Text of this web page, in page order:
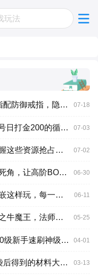
微变传奇SF特戒新玩法：火焰戒指配防御戒指，隐藏属性超乎想象 07-18
1.76传奇sf发布网搬砖实录：版单号日打金200的循环路线，散人可复刻 07-03
新开中变传奇sf合区大战在即，掌握这些资源抢占技巧让你赢在起跑线 07-02
热血传奇sf散人必藏：这几个地图死角，让高阶BOSS原地转圈 06-30
新开热血传奇sf必看攻略：强化镶嵌这样玩，每一枚金币都花在刀刃上 06-11
最新传奇sf攻略：幻境八层巧战暗之牛魔王，法师走位与技巧详解 05-25
新开传奇SF发布网：老玩家亲授30级新手速刷神级书页全攻略 04-01
传奇SF发布站福利揭秘：打开福袋后得到的材料大解析！必看攻略 03-13